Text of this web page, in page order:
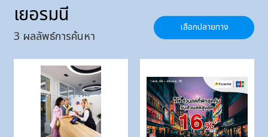
เยอรมนี
3 ผลลัพธ์การค้นหา
เลือกปลายทาง